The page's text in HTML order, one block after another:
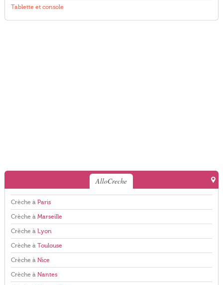
Tablette et console
AlloCreche
Crèche à Paris
Crèche à Marseille
Crèche à Lyon
Crèche à Toulouse
Crèche à Nice
Crèche à Nantes